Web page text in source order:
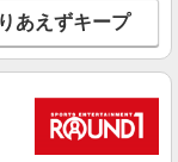
を見る
あえずキープ